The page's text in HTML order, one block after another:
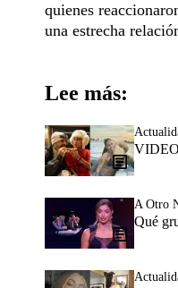
quienes
una estrecha
Lee más:
VIDEO
A Otro
Qué